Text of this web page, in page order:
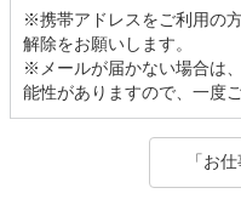
※携帯アドレスをご利用の
解除をお願いします。
※メールが届かない場合は
能性がありますので、一度
「お